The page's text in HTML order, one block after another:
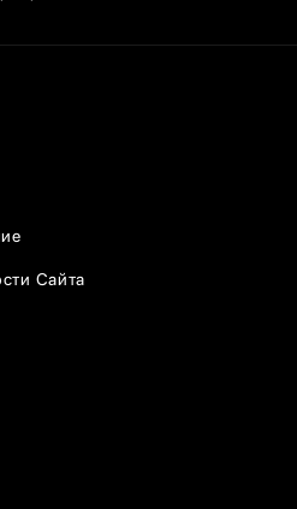
Сайта